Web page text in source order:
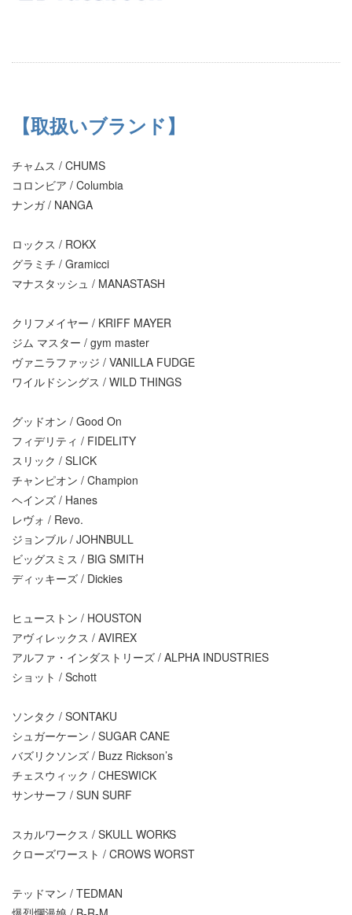
【取扱いブランド】
チャムス / CHUMS
コロンビア / Columbia
ナンガ / NANGA
ロックス / ROKX
グラミチ / Gramicci
マナスタッシュ / MANASTASH
クリフメイヤー / KRIFF MAYER
ジム マスター / gym master
ヴァニラファッジ / VANILLA FUDGE
ワイルドシングス / WILD THINGS
グッドオン / Good On
フィデリティ / FIDELITY
スリック / SLICK
チャンピオン / Champion
ヘインズ / Hanes
レヴォ / Revo.
ジョンブル / JOHNBULL
ビッグスミス / BIG SMITH
ディッキーズ / Dickies
ヒューストン / HOUSTON
アヴィレックス / AVIREX
アルファ・インダストリーズ / ALPHA INDUSTRIES
ショット / Schott
ソンタク / SONTAKU
シュガーケーン / SUGAR CANE
バズリクソンズ / Buzz Rickson’s
チェスウィック / CHESWICK
サンサーフ / SUN SURF
スカルワークス / SKULL WORKS
クローズワースト / CROWS WORST
テッドマン / TEDMAN